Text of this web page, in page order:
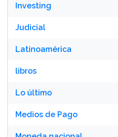
Investing
Judicial
Latinoamérica
libros
Lo último
Medios de Pago